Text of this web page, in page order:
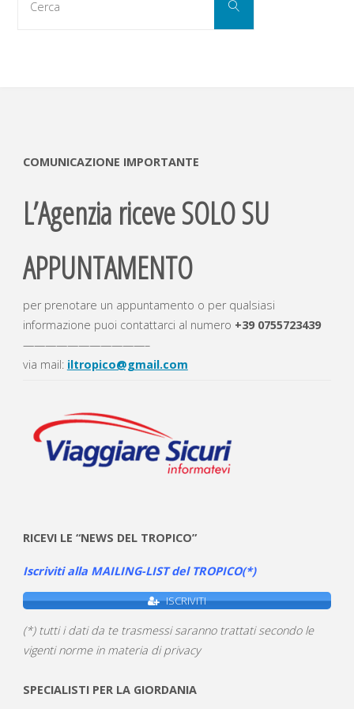
Cerca
COMUNICAZIONE IMPORTANTE
L’Agenzia riceve SOLO SU
APPUNTAMENTO
per prenotare un appuntamento o per qualsiasi
informazione puoi contattarci al numero +39 0755723439
———————————–
via mail: iltropico@gmail.com
RICEVI LE “NEWS DEL TROPICO”
Iscriviti alla MAILING-LIST del TROPICO(*)
ISCRIVITI
(*) tutti i dati da te trasmessi saranno trattati secondo le
vigenti norme in materia di privacy
SPECIALISTI PER LA GIORDANIA